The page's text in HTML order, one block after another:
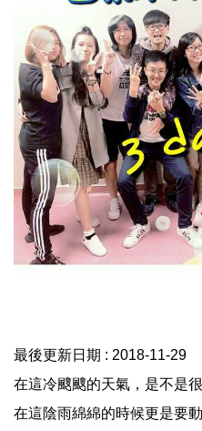
最後更新日期 : 2018-11-29
在這冷颼颼的天氣，是不是
在這陰雨綿綿的時候更是要